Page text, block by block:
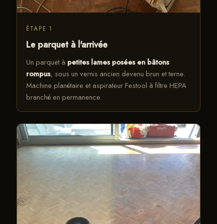
ÉTAPE 1
Le parquet à l'arrivée
Un parquet à petites lames posées en bâtons
rompus, sous un vernis ancien devenu brun et terne.
Machine planétaire et aspirateur Festool à filtre HEPA
branché en permanence.